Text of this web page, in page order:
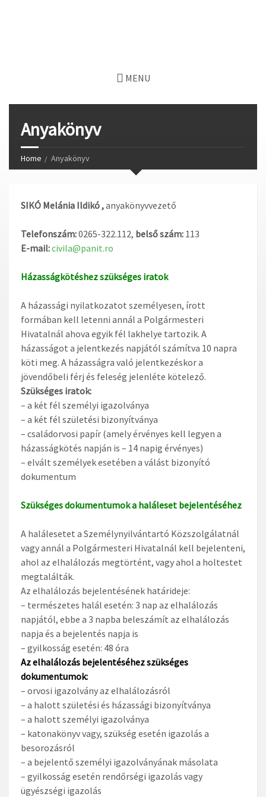
MENU
Anyakönyv
Home Anyakönyv
SIKÓ Melánia Ildikó ,anyakönyvvezető
Telefonszám:0265-322.112, belső szám: 113
E-mail:civila@panit.ro
Házasságkötéshez szükséges iratok
A házassági nyilatkozatot személyesen, írott
formában kell letenni annál a Polgármesteri
Hivatalnál ahova egyik fél lakhelye tartozik. A
házasságot a jelentkezés napjától számítva 10 napra
köti meg. A házasságra való jelentkezéskor a
jövendőbeli férj és feleség jelenléte kötelező.
Szükséges iratok:
– a két fél személyi igazolványa
– a két fél születési bizonyítványa
– családorvosi papír (amely érvényes kell legyen a
házasságkötés napján is – 14 napig érvényes)
– elvált személyek esetében a válást bizonyító
dokumentum
Szükséges dokumentumok a haláleset bejelentéséhez
A halálesetet a Személynyilvántartó Közszolgálatnál
vagy annál a Polgármesteri Hivatalnál kell bejelenteni,
ahol az elhalálozás megtörtént, vagy ahol a holtestet
megtalálták.
Az elhalálozás bejelentésének határideje:
– természetes halál esetén: 3 nap az elhalálozás
napjától, ebbe a 3 napba beleszámít az elhalálozás
napja és a bejelentés napja is
– gyilkosság esetén: 48 óra
Az elhalálozás bejelentéséhez szükséges
dokumentumok:
– orvosi igazolvány az elhalálozásról
– a halott születési és házassági bizonyítványa
– a halott személyi igazolványa
– katonakönyv vagy, szükség esetén igazolás a
besorozásról
– a bejelentő személyi igazolványának másolata
– gyilkosság esetén rendőrségi igazolás vagy
ügyészségi igazolás